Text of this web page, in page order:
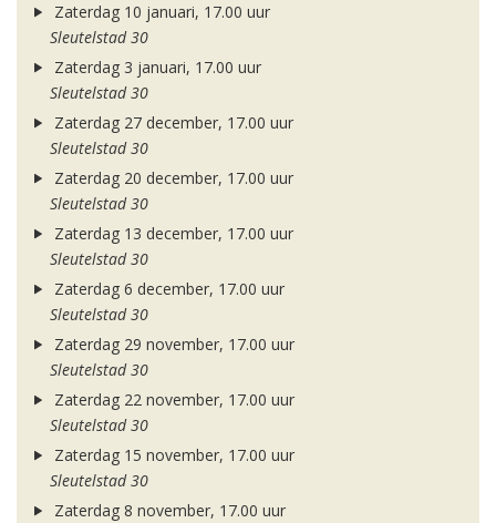
Zaterdag 10 januari, 17.00 uur
Sleutelstad 30
Zaterdag 3 januari, 17.00 uur
Sleutelstad 30
Zaterdag 27 december, 17.00 uur
Sleutelstad 30
Zaterdag 20 december, 17.00 uur
Sleutelstad 30
Zaterdag 13 december, 17.00 uur
Sleutelstad 30
Zaterdag 6 december, 17.00 uur
Sleutelstad 30
Zaterdag 29 november, 17.00 uur
Sleutelstad 30
Zaterdag 22 november, 17.00 uur
Sleutelstad 30
Zaterdag 15 november, 17.00 uur
Sleutelstad 30
Zaterdag 8 november, 17.00 uur